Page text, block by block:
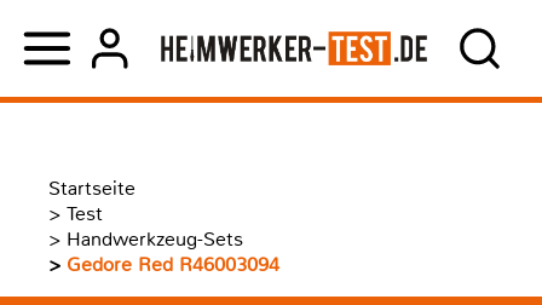
Startseite
> Test
> Handwerkzeug-Sets
> Gedore Red R46003094